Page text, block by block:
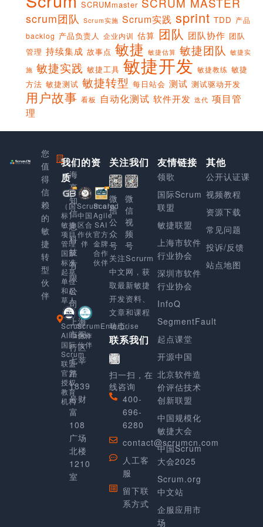
SCRUMmaster
scrum团队 Scrum实施 Scrum实践 sprint TDD 产品
backlog 产品负责人 企业内训 估算 团队 团队协作 团队
管理 持续集成 故事点 敏捷 敏捷估算 敏捷团队 敏捷实
施 敏捷实践 敏捷工具 敏捷开发 敏捷教练 敏捷
方法 敏捷测试 敏捷转型 每日站会 测试 测试驱动开发
用户故事 看板 自动化测试 软件开发 迭代 项目管
理
您
值
得
信
赖
的
敏
捷
转
型
伙
伴
上
海
享
知
信
息
科
技
有
限
公
司
上海
市闵
行区
七莘
路
1839
号财
富
108
广场
北楼
1210
室
我们的资
质
（国
标）
敏捷
项目
管理
国家
标准
起草
单位
和起
草人
Scrum.org
中国
区合
作伙
伴
Scaled
Agile
SAI
官方
金牌
合作
伙伴
Scrum
Alliance
国际
Scrum
联盟
官方
授权
教育
机构
ScrumEnterprise
合作
伙伴
关注我们
微
信
公
众
号
微
信
视
频
号
关注Scrurm
中文网，获
取最新敏捷
开发资料、
文章和课程
动态。
联系我们
扫一扫，在
线咨询
400-
696-
6280
contact@scrumcn.com
人工客
服
留下联
系方式
友情链接
领歌
国际Scrum
联盟
敏捷联盟
上海市软件
行业协会
深圳市软件
行业协会
InfoQ
SegmentFault
起点课堂
开源中国
北京软件造
价评估技术
创新联盟
中国规模化
敏捷大会
中国Scrum
大会2025
Scrum.org
中文站
企服应用市
场
其他
公开认证课
视频教程
资源下载
常见问题
投诉/反馈
站点地图